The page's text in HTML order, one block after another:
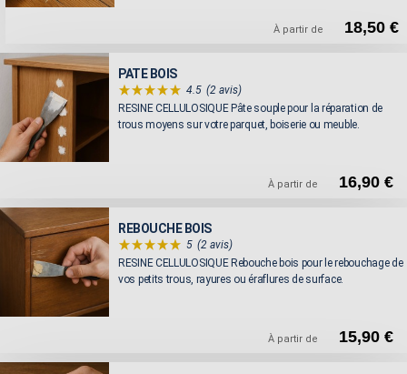
À partir de 18,50 €
PATE BOIS
4.5 (2 avis)
RESINE CELLULOSIQUE Pâte souple pour la réparation de
trous moyens sur votre parquet, boiserie ou meuble.
À partir de 16,90 €
REBOUCHE BOIS
5 (2 avis)
RESINE CELLULOSIQUE Rebouche bois pour le rebouchage de
vos petits trous, rayures ou éraflures de surface.
À partir de 15,90 €